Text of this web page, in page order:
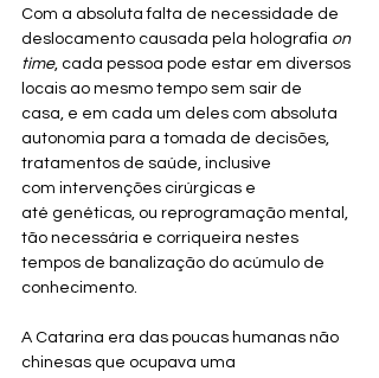
Com a absoluta falta de necessidade de
deslocamento causada pela holografia on
time, cada pessoa pode estar em diversos
locais ao mesmo tempo sem sair de
casa, e em cada um deles com absoluta
autonomia para a tomada de decisões,
tratamentos de saúde, inclusive
com intervenções cirúrgicas e
até genéticas, ou reprogramação mental,
tão necessária e corriqueira nestes
tempos de banalização do acúmulo de
conhecimento.
A Catarina era das poucas humanas não
chinesas que ocupava uma